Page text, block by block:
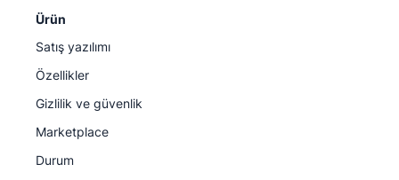
Ürün
Satış yazılımı
Özellikler
Gizlilik ve güvenlik
Marketplace
Durum